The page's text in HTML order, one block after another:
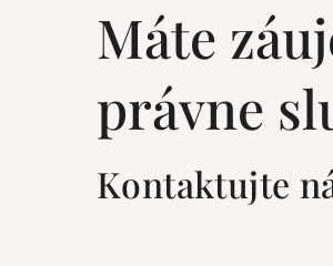
Máte
právne
Kontaktujte